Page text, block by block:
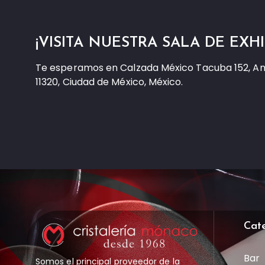
¡VISITA NUESTRA SALA DE
Te esperamos en Calzada México Tacuba 152,
11320, Ciudad de México, México.
Somos el principal proveedor de la Bar